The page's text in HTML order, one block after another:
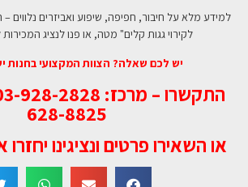
למידע מלא על חיבור, חפיפה, שיפוע ואביזרים נלווים
לקירוי גגות קלים" מטה, או פנו לנציג המכירות
יש לכם שאלה? הצוות המקצועי בחנות
628-8825
או השאירו פרטים ונציגינו